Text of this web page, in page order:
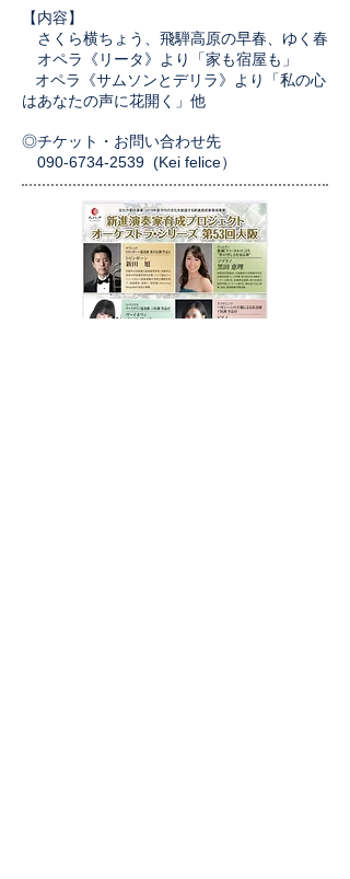
【内容】
さくら横ちょう、飛騨高原の早春、ゆく春
オペラ《リータ》より「家も宿屋も」
オペラ《サムソンとデリラ》より「私の心
はあなたの声に花開く」​他
◎チケット・お問い合わせ先
090-6734-2539 (Kei felice）